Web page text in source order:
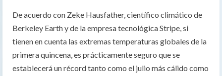
De acuerdo con Zeke Hausfather, científico climático de
Berkeley Earth y de la empresa tecnológica Stripe, si
tienen en cuenta las extremas temperaturas globales de la
primera quincena, es prácticamente seguro que se
establecerá un récord tanto como el julio más cálido como